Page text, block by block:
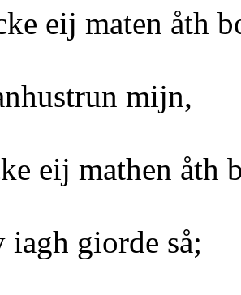
eij maten åth
mijn,
eij mathen åth
giorde så;